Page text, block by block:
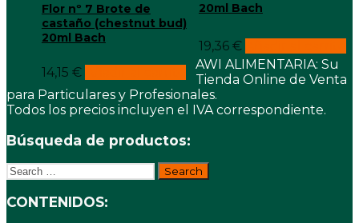
Flor nº 7 Brote de
castaño (chestnut bud)
20ml Bach
14,15 €
20ml Bach
19,36 €
AWI ALIMENTARIA: Su
Tienda Online de Venta
para Particulares y Profesionales.
Todos los precios incluyen el IVA correspondiente.
Búsqueda de productos:
Search
for:
CONTENIDOS: